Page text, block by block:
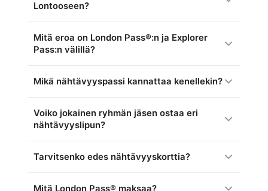
Lontooseen?
Mitä eroa on London Pass®:n ja Explorer
Pass:n välillä?
Mikä nähtävyyspassi kannattaa kenellekin?
Voiko jokainen ryhmän jäsen ostaa eri
nähtävyyslipun?
Tarvitsenko edes nähtävyyskorttia?
Mitä London Pass® maksaa?